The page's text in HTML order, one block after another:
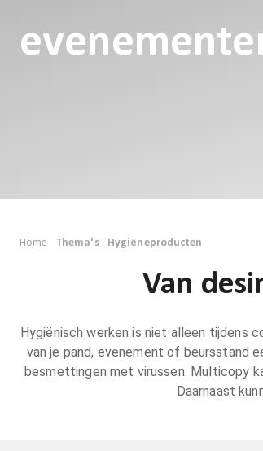
Home Thema's Hygiëneproducten
Van
Hygiënisch werken is niet alleen tijdens
van je pand, evenement of beursstand
besmettingen met virussen. Multicopy
Daarnaast